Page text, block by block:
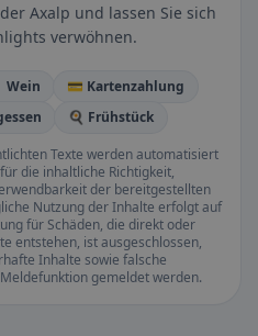
Axalp und lassen Sie sich
verwöhnen.
Wein
💳 Kartenzahlung
🍳 Frühstück
Texte werden automatisiert
die inhaltliche Richtigkeit,
der bereitgestellten
Nutzung der Inhalte erfolgt auf
für Schäden, die direkt oder
entstehen, ist ausgeschlossen,
Inhalte sowie falsche
gemeldet werden.